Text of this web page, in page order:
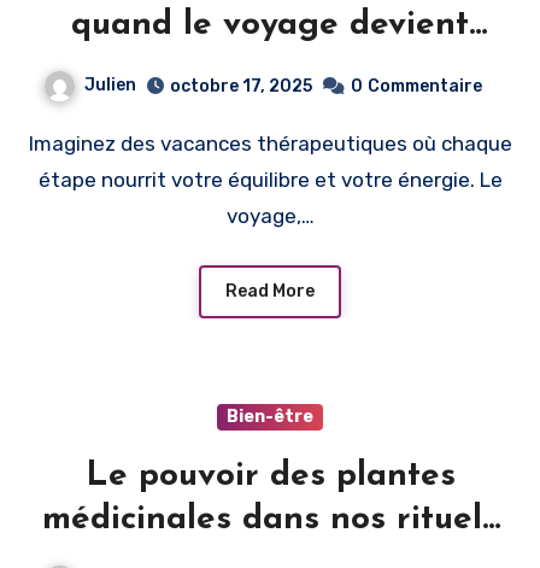
quand le voyage devient
source de guérison
Julien octobre 17, 2025 0 Commentaire
Imaginez des vacances thérapeutiques où chaque
étape nourrit votre équilibre et votre énergie. Le
voyage,…
Read More
Bien-être
Le pouvoir des plantes
médicinales dans nos rituels